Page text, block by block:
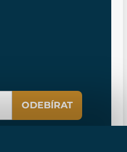
ODEBÍRAT